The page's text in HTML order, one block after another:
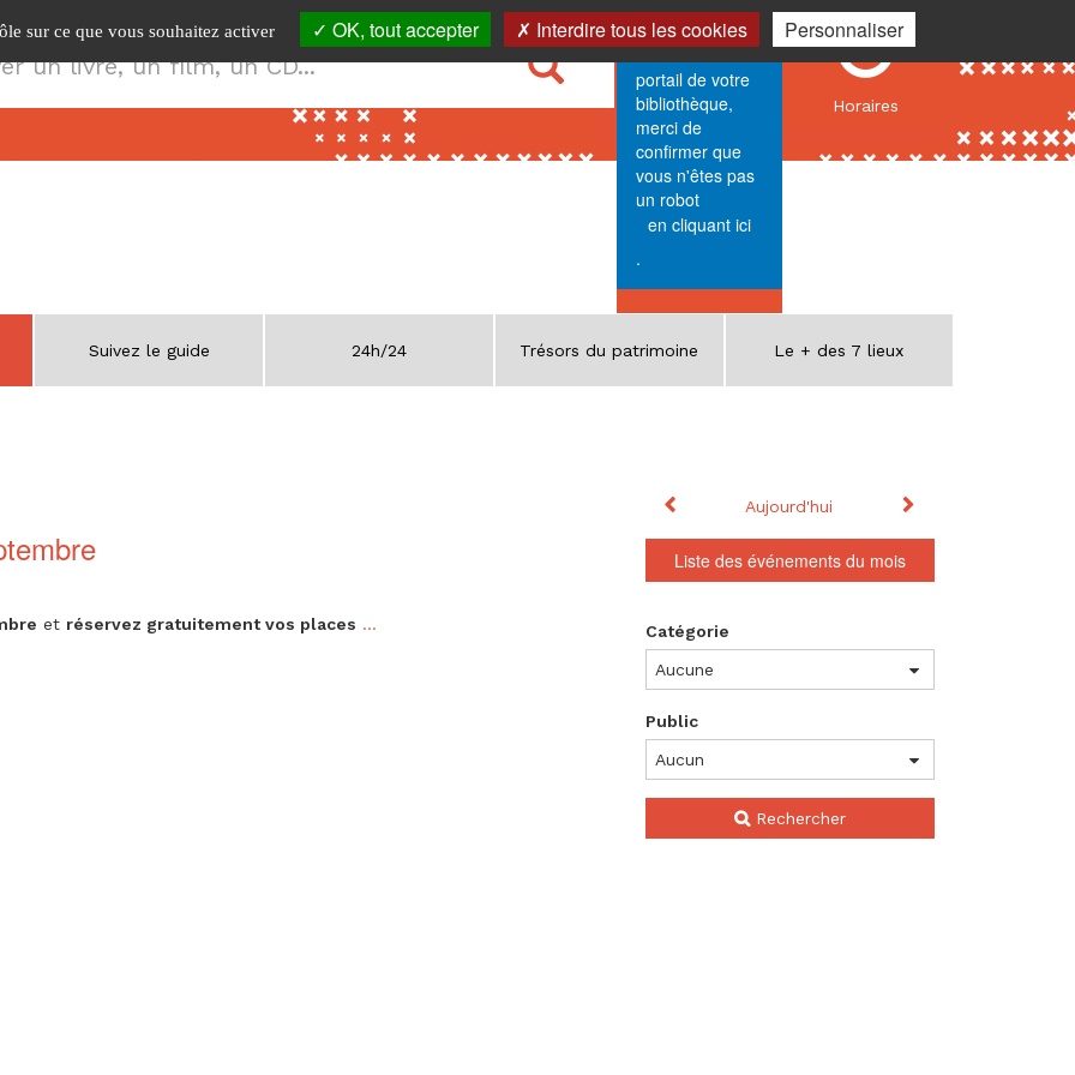
sur ce que vous souhaitez activer OK, tout accepter Interdire tous les cookies Personnaliser
Rechercher
Identification
Sécurité. Pour
portail de votre
bibliothèque,
merci de
confirmer que
vous n'êtes pas
un robot
en cliquant ici
.
Horaires
Horaires
Suivez le guide 24h/24 Trésors du patrimoine Le + des 7 lieux
et réservez gratuitement vos places ...
CalendrierMois précédent
Aujourd'hui Mois suivant
Liste des événements du mois
Rechercher
un
événement
Catégorie
Public
Rechercher